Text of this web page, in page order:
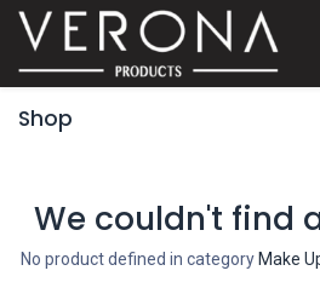
Se rendre au contenu
Shop
We couldn't find
No product defined in category Make